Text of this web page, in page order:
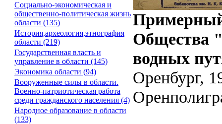
Социально-экономическая и
общественно-политическая жизнь
области (135)
История,археология,этнография
области (219)
Государственная власть и
управление в области (145)
Экономика области (94)
Вооруженные силы в области.
Военно-патриотическая работа
среди гражданского населения (4)
Народное образование в области
(133)
Примерный
Общества
водных
Оренбург,